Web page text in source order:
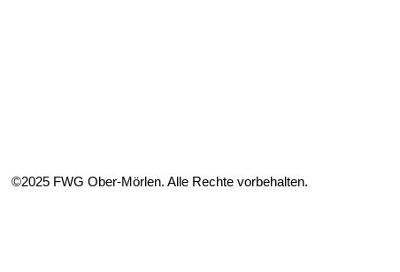
©2025 FWG Ober-Mörlen. Alle Rechte vorbehalten.